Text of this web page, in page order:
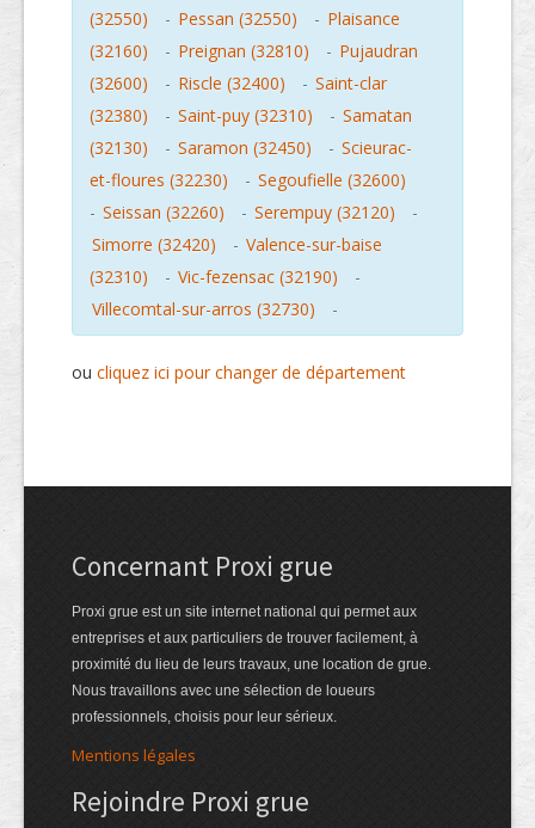
(32550)
- Pessan (32550) - Plaisance
(32160)
- Preignan (32810) - Pujaudran
(32600)
- Riscle (32400) - Saint-clar
(32380)
- Saint-puy (32310) - Samatan
(32130)
- Saramon (32450) - Scieurac-
et-floures (32230)
- Segoufielle (32600)
- Seissan (32260) - Serempuy (32120)
-
Simorre (32420)
- Valence-sur-baise
(32310)
- Vic-fezensac (32190)
-
Villecomtal-sur-arros (32730)
-
ou cliquez ici pour changer de département
Concernant Proxi grue
Proxi grue est un site internet national qui permet aux
entreprises et aux particuliers de trouver facilement, à
proximité du lieu de leurs travaux, une location de grue.
Nous travaillons avec une sélection de loueurs
professionnels, choisis pour leur sérieux.
Mentions légales
Rejoindre Proxi grue